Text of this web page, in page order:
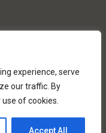
experience, serve
our traffic. By
of cookies.
Accept All
i diritti riservati. Via
delle imprese di